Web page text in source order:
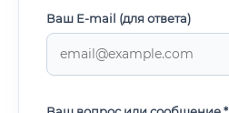
Ваш E-mail (для ответа)